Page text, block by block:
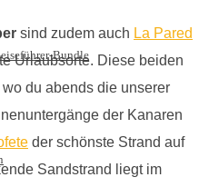
Bundle
sind zudem auch La Pared
Urlaubsorte. Diese beiden
du abends die unserer
der Kanaren
der schönste Strand auf
Sandstrand liegt im